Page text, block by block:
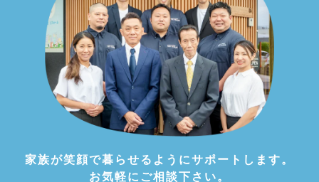
家族が笑顔で暮らせるようにサポートします。
お気軽にご相談下さい。